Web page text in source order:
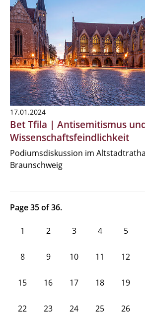
17.01.2024
Bet Tfila | Antisemitismus
Wissenschaftsfeindlichkeit
Podiumsdiskussion im
Braunschweig
Page 35 of 36.
1 2 3 4 5
8 9 10 11 12
15 16 17 18 19
22 23 24 25 26